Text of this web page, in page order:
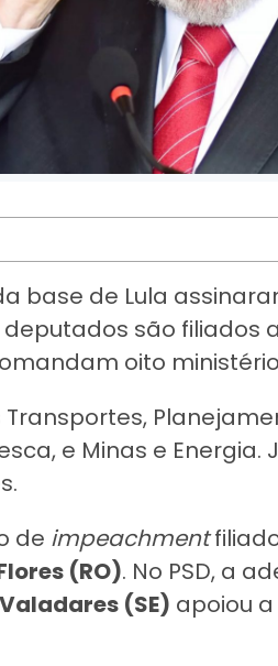
base de Lula
são filiados
oito
e Minas e
de impeachment
(RO). No PSD, a
(SE) apoiou